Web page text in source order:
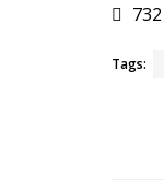
732
Tags: